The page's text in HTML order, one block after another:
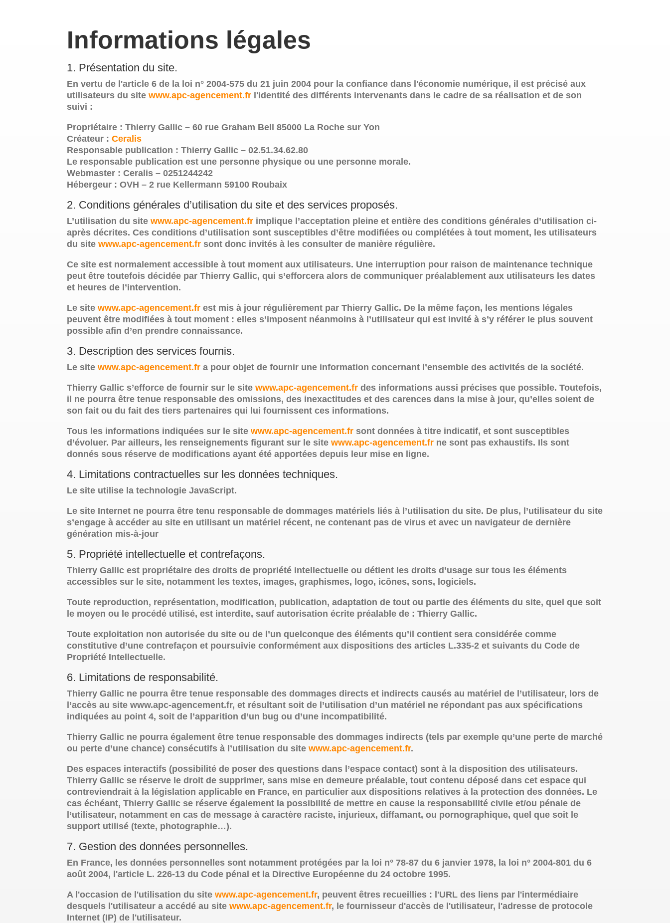
Informations légales
1. Présentation du site.
En vertu de l'article 6 de la loi n° 2004-575 du 21 juin 2004 pour la confiance dans l'économie numérique, il est précisé aux
utilisateurs du sitewww.apc-agencement.fr l'identité des différents intervenants dans le cadre de sa réalisation et de son
suivi :
Propriétaire : Thierry Gallic – 60 rue Graham Bell 85000 La Roche sur Yon
Créateur :Ceralis
Responsable publication : Thierry Gallic – 02.51.34.62.80
Le responsable publication est une personne physique ou une personne morale.
Webmaster : Ceralis – 0251244242
Hébergeur : OVH – 2 rue Kellermann 59100 Roubaix
2. Conditions générales d’utilisation du site et des services proposés.
L’utilisation du sitewww.apc-agencement.fr implique l’acceptation pleine et entière des conditions générales d’utilisation ci-
après décrites. Ces conditions d’utilisation sont susceptibles d’être modifiées ou complétées à tout moment, les utilisateurs
du sitewww.apc-agencement.fr sont donc invités à les consulter de manière régulière.
Ce site est normalement accessible à tout moment aux utilisateurs. Une interruption pour raison de maintenance technique
peut être toutefois décidée par Thierry Gallic, qui s’efforcera alors de communiquer préalablement aux utilisateurs les dates
et heures de l’intervention.
Le sitewww.apc-agencement.fr est mis à jour régulièrement par Thierry Gallic. De la même façon, les mentions légales
peuvent être modifiées à tout moment : elles s’imposent néanmoins à l’utilisateur qui est invité à s’y référer le plus souvent
possible afin d’en prendre connaissance.
3. Description des services fournis.
Le sitewww.apc-agencement.fr a pour objet de fournir une information concernant l’ensemble des activités de la société.
Thierry Gallic s’efforce de fournir sur le sitewww.apc-agencement.fr des informations aussi précises que possible. Toutefois,
il ne pourra être tenue responsable des omissions, des inexactitudes et des carences dans la mise à jour, qu’elles soient de
son fait ou du fait des tiers partenaires qui lui fournissent ces informations.
Tous les informations indiquées sur le sitewww.apc-agencement.fr sont données à titre indicatif, et sont susceptibles
d’évoluer. Par ailleurs, les renseignements figurant sur le sitewww.apc-agencement.fr ne sont pas exhaustifs. Ils sont
donnés sous réserve de modifications ayant été apportées depuis leur mise en ligne.
4. Limitations contractuelles sur les données techniques.
Le site utilise la technologie JavaScript.
Le site Internet ne pourra être tenu responsable de dommages matériels liés à l’utilisation du site. De plus, l’utilisateur du site
s’engage à accéder au site en utilisant un matériel récent, ne contenant pas de virus et avec un navigateur de dernière
génération mis-à-jour
5. Propriété intellectuelle et contrefaçons.
Thierry Gallic est propriétaire des droits de propriété intellectuelle ou détient les droits d’usage sur tous les éléments
accessibles sur le site, notamment les textes, images, graphismes, logo, icônes, sons, logiciels.
Toute reproduction, représentation, modification, publication, adaptation de tout ou partie des éléments du site, quel que soit
le moyen ou le procédé utilisé, est interdite, sauf autorisation écrite préalable de : Thierry Gallic.
Toute exploitation non autorisée du site ou de l’un quelconque des éléments qu’il contient sera considérée comme
constitutive d’une contrefaçon et poursuivie conformément aux dispositions des articles L.335-2 et suivants du Code de
Propriété Intellectuelle.
6. Limitations de responsabilité.
Thierry Gallic ne pourra être tenue responsable des dommages directs et indirects causés au matériel de l’utilisateur, lors de
l’accès au site www.apc-agencement.fr, et résultant soit de l’utilisation d’un matériel ne répondant pas aux spécifications
indiquées au point 4, soit de l’apparition d’un bug ou d’une incompatibilité.
Thierry Gallic ne pourra également être tenue responsable des dommages indirects (tels par exemple qu’une perte de marché
ou perte d’une chance) consécutifs à l’utilisation du sitewww.apc-agencement.fr.
Des espaces interactifs (possibilité de poser des questions dans l’espace contact) sont à la disposition des utilisateurs.
Thierry Gallic se réserve le droit de supprimer, sans mise en demeure préalable, tout contenu déposé dans cet espace qui
contreviendrait à la législation applicable en France, en particulier aux dispositions relatives à la protection des données. Le
cas échéant, Thierry Gallic se réserve également la possibilité de mettre en cause la responsabilité civile et/ou pénale de
l’utilisateur, notamment en cas de message à caractère raciste, injurieux, diffamant, ou pornographique, quel que soit le
support utilisé (texte, photographie…).
7. Gestion des données personnelles.
En France, les données personnelles sont notamment protégées par la loi n° 78-87 du 6 janvier 1978, la loi n° 2004-801 du 6
août 2004, l'article L. 226-13 du Code pénal et la Directive Européenne du 24 octobre 1995.
A l'occasion de l'utilisation du sitewww.apc-agencement.fr, peuvent êtres recueillies : l'URL des liens par l'intermédiaire
desquels l'utilisateur a accédé au sitewww.apc-agencement.fr, le fournisseur d'accès de l'utilisateur, l'adresse de protocole
Internet (IP) de l'utilisateur.